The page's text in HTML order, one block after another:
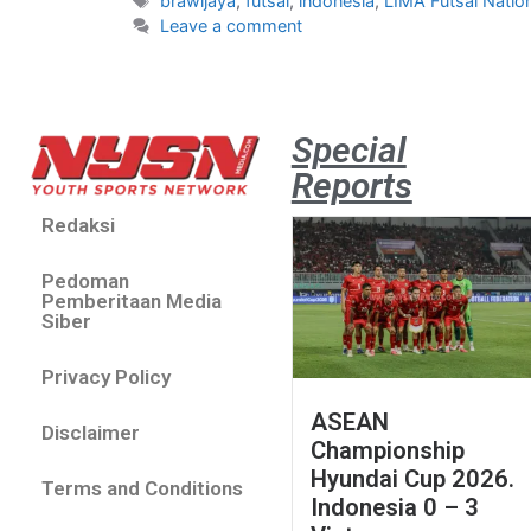
Leave a comment
Redaksi
Pedoman
Pemberitaan Media
Siber
Privacy Policy
Disclaimer
Terms and Conditions
Special
Reports
ASEAN
Championship
Hyundai Cup 2026.
Indonesia 0 – 3